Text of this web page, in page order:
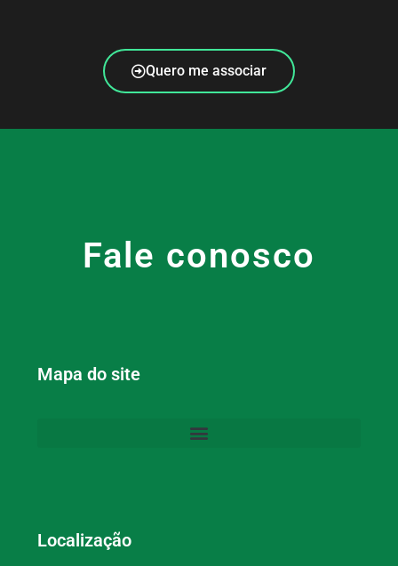
Quero me associar
Fale conosco
Mapa do site
Localização